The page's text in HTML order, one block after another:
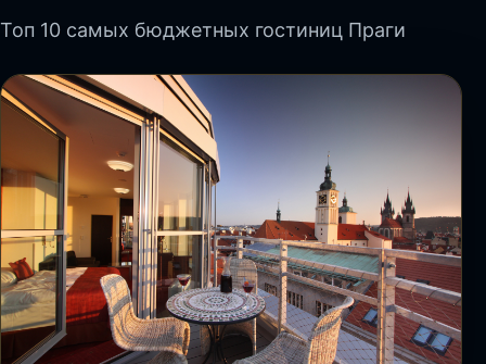
Топ 10 самых бюджетных гостиниц Праги